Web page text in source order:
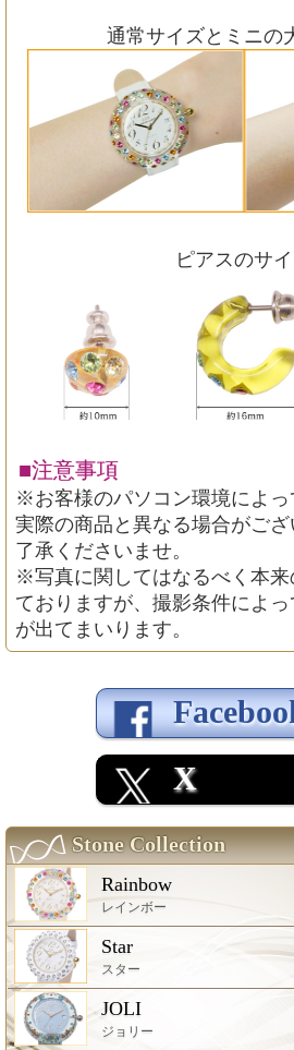
通常サイズとミニの
ピアスのサ
■注意事項
※お客様のパソコン環境によっ
実際の商品と異なる場合がご
了承くださいませ。
※写真に関してはなるべく本来
ておりますが、撮影条件によ
が出てまいります。
X
Stone Collection
Rainbow
レインボー
Star
スター
JOLI
ジョリー